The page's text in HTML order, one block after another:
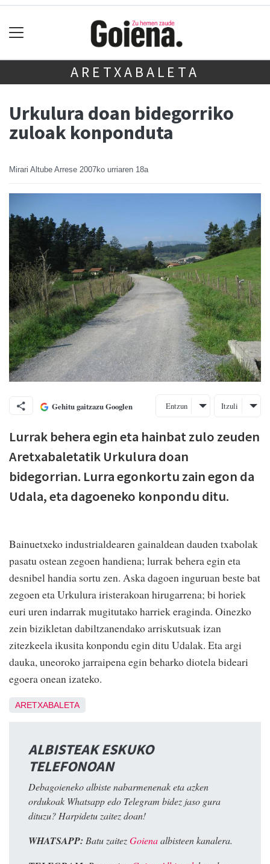
ARETXABALETA
Urkulura doan bidegorriko
zuloak konponduta
Mirari Altube Arrese 2007ko urriaren 18a
Gehitu gaitzazu Googlen Entzun Itzuli
Lurrak behera egin eta hainbat zulo zeuden
Aretxabaletatik Urkulura doan
bidegorrian. Lurra egonkortu zain egon da
Udala, eta dagoeneko konpondu ditu.
Bainuetxeko industrialdearen gainaldean dauden txabolak
pasatu ostean zegoen handiena; lurrak behera egin eta
desnibel handia sortu zen. Aska dagoen inguruan beste bat
zegoen eta Urkulura iristerakoan hirugarrena; bi horiek
euri uren indarrak mugitutako harriek eraginda. Oinezko
zein bizikletan dabiltzanendako arriskutsuak izan
zitezkeela ikusita konpondu egin ditu Udalak. Eta argi
dauka, uneoroko jarraipena egin beharko diotela bideari
egoera onean izateko.
ARETXABALETA
ALBISTEAK ESKUKO
TELEFONOAN
Debagoieneko albiste nabarmenenak eta azken
ordukoak Whatsapp edo Telegram bidez jaso gura
dituzu? Harpidetu zaitez doan!
WHATSAPP: Batu zaitezGoienaalbisteen kanalera.